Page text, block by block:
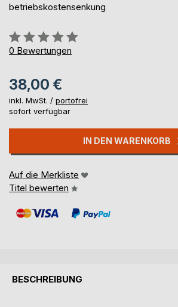
betriebskostensenkung
Bewertung::
0%
0 Bewertungen
38,00 €
inkl. MwSt. / portofrei
sofort verfügbar
IN DEN WARENKORB
Auf die Merkliste
Titel bewerten
BESCHREIBUNG